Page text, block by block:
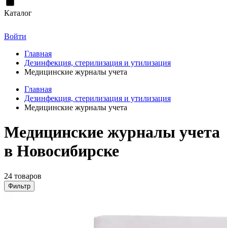
Каталог
Войти
Главная
Дезинфекция, стерилизация и утилизация
Медицинские журналы учета
Главная
Дезинфекция, стерилизация и утилизация
Медицинские журналы учета
Медицинские журналы учета
в Новосибирске
24 товаров
Фильтр